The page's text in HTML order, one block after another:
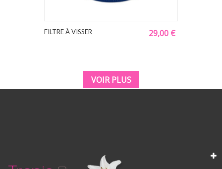
FILTRE À VISSER 29,00 €
VOIR PLUS